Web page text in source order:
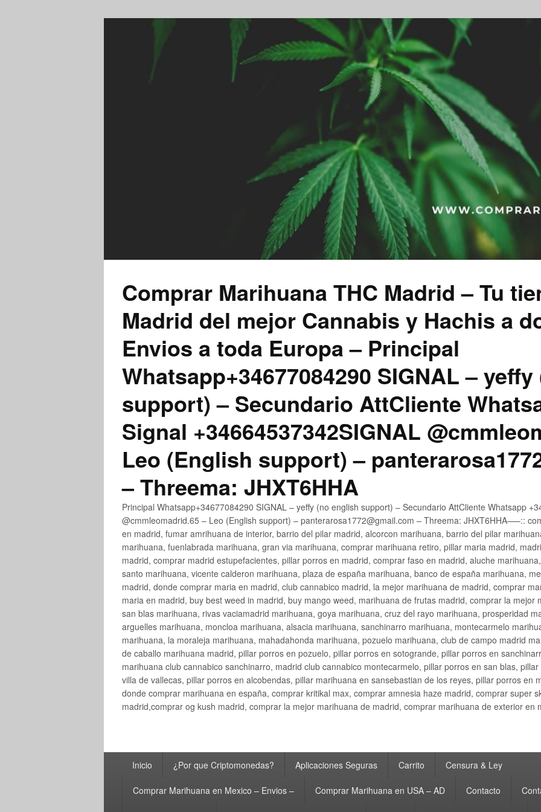
Comprar Marihuana THC Madrid – Tu
Madrid del mejor Cannabis y Hachis a
Envios a toda Europa – Principal
Whatsapp+34677084290 SIGNAL –
support) – Secundario AttCliente
Signal +34664537342SIGNAL
Leo (English support) –
– Threema: JHXT6HHA
Principal Whatsapp+34677084290 SIGNAL – yeffy (no english support) – Secundario AttCliente Whatsapp
@cmmleomadrid.65 – Leo (English support) – panterarosa1772@gmail.com – Threema: JHXT6HHA—–::
en madrid, fumar amrihuana de interior, barrio del pilar madrid, alcorcon marihuana, barrio del pilar
marihuana, fuenlabrada marihuana, gran via marihuana, comprar marihuana retiro, pillar maria madrid,
madrid, comprar madrid estupefacientes, pillar porros en madrid, comprar faso en madrid, aluche
santo marihuana, vicente calderon marihuana, plaza de españa marihuana, banco de españa marihuana,
madrid, donde comprar maria en madrid, club cannabico madrid, la mejor marihuana de madrid, comprar
maria en madrid, buy best weed in madrid, buy mango weed, marihuana de frutas madrid, comprar la mejor
san blas marihuana, rivas vaciamadrid marihuana, goya marihuana, cruz del rayo marihuana, prosperidad
arguelles marihuana, moncloa marihuana, alsacia marihuana, sanchinarro marihuana, montecarmelo
marihuana, la moraleja marihuana, mahadahonda marihuana, pozuelo marihuana, club de campo madrid
de caballo marihuana madrid, pillar porros en pozuelo, pillar porros en sotogrande, pillar porros en
marihuana club cannabico sanchinarro, madrid club cannabico montecarmelo, pillar porros en san blas,
villa de vallecas, pillar porros en alcobendas, pillar marihuana en sansebastian de los reyes, pillar porros en
donde comprar marihuana en españa, comprar kritikal max, comprar amnesia haze madrid, comprar super
madrid,comprar og kush madrid, comprar la mejor marihuana de madrid, comprar marihuana de exterior en
principalInicio ¿Por que Criptomonedas? Aplicaciones Seguras Carrito Censura & Ley
Comprar Marihuana en Mexico – Envios – Comprar Marihuana en USA – AD Contacto